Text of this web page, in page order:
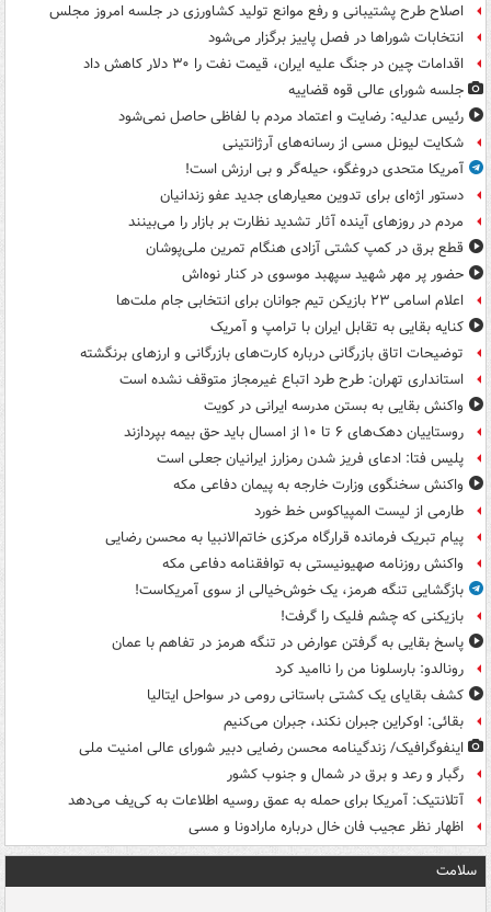
اصلاح طرح پشتیبانی و رفع موانع تولید کشاورزی در جلسه امروز مجلس
انتخابات شوراها در فصل پاییز برگزار می‌شود
اقدامات چین در جنگ علیه ایران، قیمت نفت را ۳۰ دلار کاهش داد
جلسه شورای عالی قوه قضاییه
رئیس عدلیه: رضایت و اعتماد مردم با لفاظی حاصل نمی‌شود
شکایت لیونل مسی از رسانه‌های آرژانتینی
آمریکا متحدی دروغگو، حیله‌گر و بی ارزش است!
دستور اژه‌ای برای تدوین معیارهای جدید عفو زندانیان
مردم در روزهای آینده آثار تشدید نظارت بر بازار را می‌بینند
قطع برق در کمپ کشتی آزادی هنگام تمرین ملی‌پوشان
حضور پر مهر شهید سپهبد موسوی در کنار نوه‌اش
اعلام اسامی ۲۳ بازیکن تیم جوانان برای انتخابی جام ملت‌ها
کنایه بقایی به تقابل ایران با ترامپ و آمریک
توضیحات اتاق بازرگانی درباره کارت‌های بازرگانی و ارزهای برنگشته
استانداری تهران: طرح طرد اتباع غیرمجاز متوقف نشده است
واکنش بقایی به بستن مدرسه ایرانی در کویت
روستاییان دهک‌های ۶ تا ۱۰ از امسال باید حق بیمه بپردازند
پلیس فتا: ادعای فریز شدن رمزارز ایرانیان جعلی است
واکنش سخنگوی وزارت خارجه به پیمان دفاعی مکه
طارمی از لیست المپیاکوس خط خورد
پیام تبریک فرمانده قرارگاه مرکزی خاتم‌الانبیا به محسن رضایی
واکنش روزنامه صهیونیستی به توافقنامه دفاعی مکه
بازگشایی تنگه هرمز، یک خوش‌خیالی از سوی آمریکاست!
بازیکنی که چشم فلیک را گرفت!
پاسخ بقایی به گرفتن عوارض در تنگه هرمز در تفاهم با عمان
رونالدو: بارسلونا من را ناامید کرد
کشف بقایای یک کشتی باستانی رومی در سواحل ایتالیا
بقائی: اوکراین جبران نکند، جبران می‌کنیم
اینفوگرافیک/ زندگینامه محسن رضایی دبیر شورای عالی امنیت‌ ملی
رگبار و رعد و برق در شمال و جنوب کشور
آتلانتیک: آمریکا برای حمله به عمق روسیه اطلاعات به کی‌یف می‌دهد
اظهار نظر عجیب فان خال درباره مارادونا و مسی
سلامت